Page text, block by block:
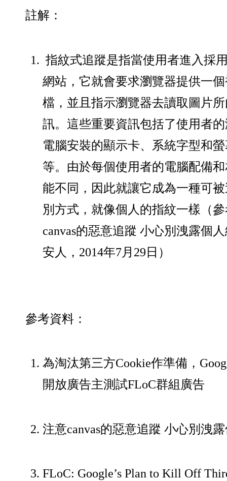
註解：
指紋式追蹤是指當使用者進入採
網站，它就會要求瀏覽器提供一
檔，並且指示瀏覽器去讀取圖片
訊。這些重要資訊包括了使用者
電腦安裝的顯示卡、系統字型和
等。由於每個使用者的電腦配備
能不同，因此就讓它成為一種可
別方式，就像個人的指紋一樣（
canvas的惡意追蹤 小心別洩露個
安人，2014年7月29日）
參考資料：
為淘汰第三方Cookie作準備，
開放廣告主測試FLoC群組廣告
注意canvas的惡意追蹤 小心別洩
FLoC: Google’s Plan to Kill Off